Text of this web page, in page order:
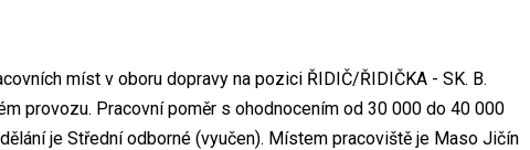
míst v oboru dopravy na pozici ŘIDIČ/ŘIDIČKA - SK. B.
provozu. Pracovní poměr s ohodnocením od 30 000 do 40 000
je Střední odborné (vyučen). Místem pracoviště je Maso Jičín